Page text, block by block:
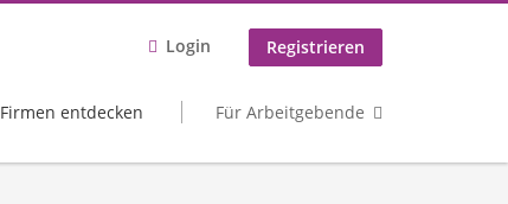
Login Registrieren
Firmen entdecken Für Arbeitgebende